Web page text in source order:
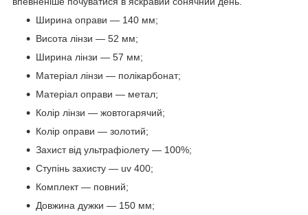
Ширина оправи — 140 мм;
Висота лінзи — 52 мм;
Ширина лінзи — 57 мм;
Матеріал лінзи — полікарбонат;
Матеріал оправи — метал;
Колір лінзи — жовтогарячий;
Колір оправи — золотий;
Захист від ультрафіолету — 100%;
Ступінь захисту — uv 400;
Комплект — повний;
Довжина дужки — 150 мм;